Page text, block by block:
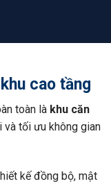
cao tầng
toàn là khu căn
và tối ưu không gian
kế đồng bộ, mật